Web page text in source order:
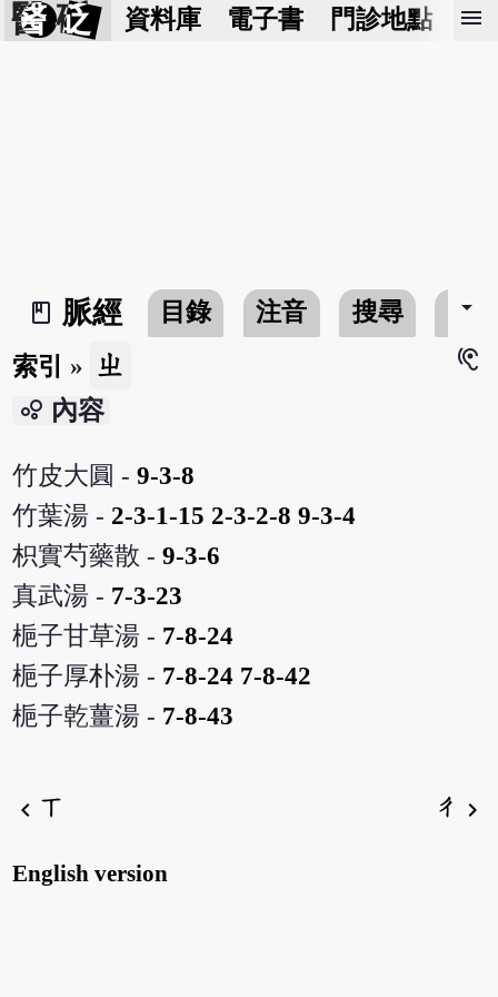
醫 砭 資料庫 電子書 門診地點 預
menu
book_2
脈經 目錄 注音 搜尋 書介
arrow_drop_down
索引 » ㄓ
hearing
bubble_chart 內容
竹皮大圓 -9-3-8
竹葉湯 - 2-3-1-15 2-3-2-8 9-3-4
枳實芍藥散 -9-3-6
真武湯 - 7-3-23
梔子甘草湯 - 7-8-24
梔子厚朴湯 - 7-8-24 7-8-42
梔子乾薑湯 - 7-8-43
chevron_left ㄒ ㄔ chevron_right
English version